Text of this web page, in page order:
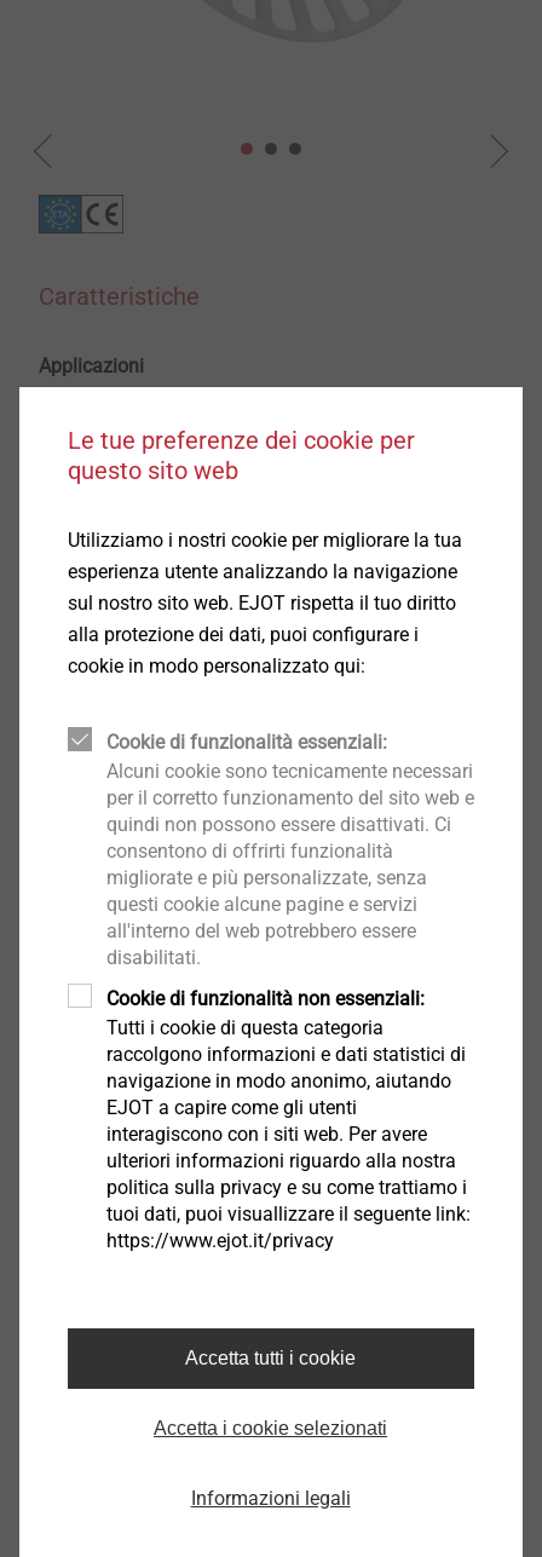
Caratteristiche
Applicazioni
montaggio ad incasso su lana minerale
Permette il montaggio ad incasso secondo il
principio EJOT STR, anche su lana minerale a
Per ottenere superfici lisce e omogenee
Con Benestare Tecnico Europeo (ETA)
Caratteristiche
Riduzione del ponte termico (Chi-Wert 0,001 W/K)
Riduzione del numero di tasselli
Pressione di contatto duratura
Assoluto controllo di posa
Dati tecnici
Diametro piattello: 110 mm
Certificazione DIBt: Z-21.2-1769
Benestare Tecnico Europeo: ETA-04-0023
Il numero di tasselli è indicato nella certificazione del pannello in lana
minerale per diametro del tassello ≥90 mm.
Download
Safety data sheet.pdf 32 KB
ETA-04/0023.pdf 6 MB
Ancoraggi ETICS | Prodotti | Divisione Edilizia | EJOT
Le tue preferenze dei cookie per
questo sito web
Utilizziamo i nostri cookie per migliorare la tua
esperienza utente analizzando la navigazione
sul nostro sito web. EJOT rispetta il tuo diritto
alla protezione dei dati, puoi configurare i
cookie in modo personalizzato qui:
Cookie di funzionalità essenziali:
Alcuni cookie sono tecnicamente necessari
per il corretto funzionamento del sito web e
quindi non possono essere disattivati. Ci
consentono di offrirti funzionalità
migliorate e più personalizzate, senza
questi cookie alcune pagine e servizi
all'interno del web potrebbero essere
disabilitati.
Cookie di funzionalità non essenziali:
Tutti i cookie di questa categoria
raccolgono informazioni e dati statistici di
navigazione in modo anonimo, aiutando
EJOT a capire come gli utenti
interagiscono con i siti web. Per avere
ulteriori informazioni riguardo alla nostra
politica sulla privacy e su come trattiamo i
tuoi dati, puoi visuallizzare il seguente link:
https://www.ejot.it/privacy
Accetta tutti i cookie
Accetta i cookie selezionati
Informazioni legali